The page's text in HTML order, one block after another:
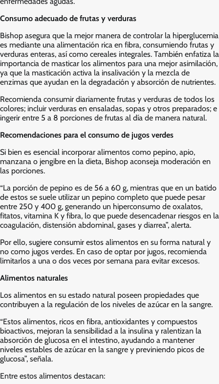
Consumo adecuado de frutas y verduras
Bishop asegura que la mejor manera de controlar la hiperglucemia
es mediante una alimentación rica en fibra, consumiendo frutas y
verduras enteras, así como cereales integrales. También enfatiza la
importancia de masticar los alimentos para una mejor asimilación,
ya que la masticación activa la insalivación y la mezcla de
enzimas que ayudan en la degradación y absorción de nutrientes.
Recomienda consumir diariamente frutas y verduras de todos los
colores; incluir verduras en ensaladas, sopas y otros preparados; e
ingerir entre 5 a 8 porciones de frutas al día de manera natural.
Recomendaciones para el consumo de jugos verdes
Si bien es esencial incorporar alimentos como pepino, apio,
manzana o jengibre en la dieta, Bishop aconseja moderación en
las porciones.
“La porción de pepino es de 56 a 60 g, mientras que en un batido
de estos se suele utilizar un pepino completo que puede pesar
entre 250 y 400 g, generando un hiperconsumo de oxalatos,
fitatos, vitamina K y fibra, lo que puede desencadenar riesgos en la
coagulación, distensión abdominal, gases y diarrea”, alerta.
Por ello, sugiere consumir estos alimentos en su forma natural y
no como jugos verdes. En caso de optar por jugos, recomienda
limitarlos a una o dos veces por semana para evitar excesos.
Alimentos naturales
Los alimentos en su estado natural poseen propiedades que
contribuyen a la regulación de los niveles de azúcar en la sangre.
“Estos alimentos, ricos en fibra, antioxidantes y compuestos
bioactivos, mejoran la sensibilidad a la insulina y ralentizan la
absorción de glucosa en el intestino, ayudando a mantener
niveles estables de azúcar en la sangre y previniendo picos de
glucosa”, señala.
Entre estos alimentos destacan: